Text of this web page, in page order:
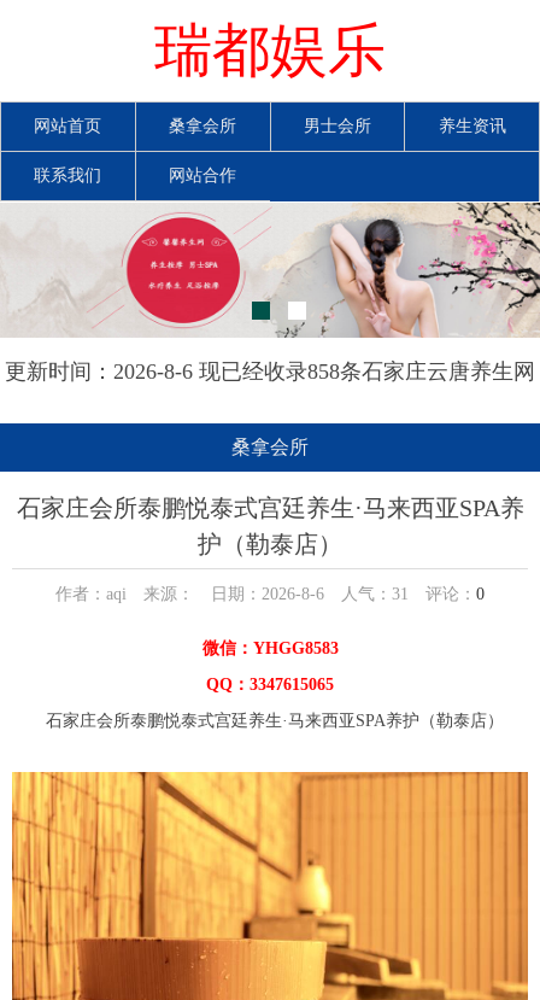
瑞都娱乐
网站首页 桑拿会所 男士会所 养生资讯
联系我们 网站合作
更新时间：2026-8-6 现已经收录858条石家庄云唐养生网
桑拿会所
石家庄会所泰鹏悦泰式宫廷养生·马来西亚SPA养
护（勒泰店）
作者：aqi 来源： 日期：2026-8-6 人气： 31 评论： 0
微信：YHGG8583
QQ：3347615065
石家庄会所泰鹏悦泰式宫廷养生·马来西亚SPA养护（勒泰店）